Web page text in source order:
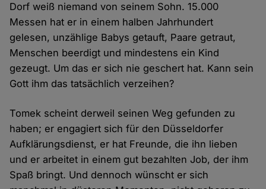
Dorf weiß niemand von seinem Sohn. 15.000
Messen hat er in einem halben Jahrhundert
gelesen, unzählige Babys getauft, Paare getraut,
Menschen beerdigt und mindestens ein Kind
gezeugt. Um das er sich nie geschert hat. Kann sein
Gott ihm das tatsächlich verzeihen?
Tomek scheint derweil seinen Weg gefunden zu
haben; er engagiert sich für den Düsseldorfer
Aufklärungsdienst, er hat Freunde, die ihn lieben
und er arbeitet in einem gut bezahlten Job, der ihm
Spaß bringt. Und dennoch wünscht er sich